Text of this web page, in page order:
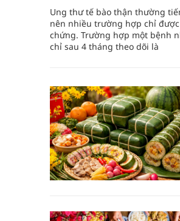
Ung thư tế bào thận thường
nên nhiều trường hợp chỉ
chứng. Trường hợp một bệnh
chỉ sau 4 tháng theo dõi là